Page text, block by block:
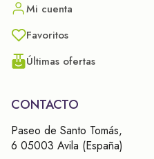
Mi cuenta
Favoritos
Últimas ofertas
CONTACTO
Paseo de Santo Tomás,
6 05003 Avila (España)